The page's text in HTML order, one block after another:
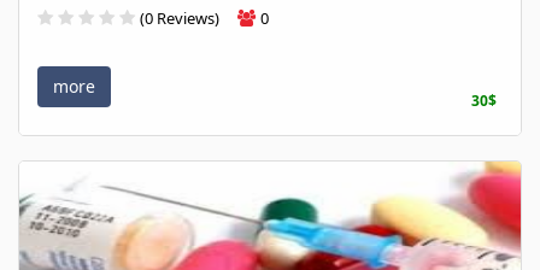
(0 Reviews) 0
more
30$